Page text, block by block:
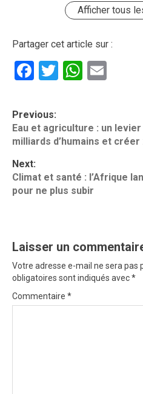
Afficher tous
Partager cet article sur :
Facebook
Twitter
P
o
s
t
n
i
g
a
t
Previous:
Eau et agriculture : un
milliards d’humains et créer
Next:
Climat et santé : l’Afrique
pour ne plus subir
Laisser un
Votre adresse e-mail ne sera pas
obligatoires sont indiqués avec*
Commentaire *